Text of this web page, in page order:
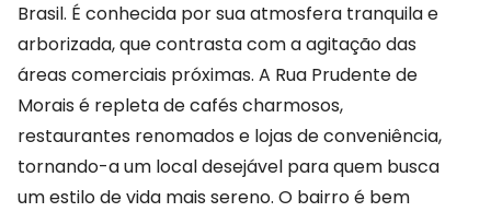
Brasil. É conhecida por sua atmosfera tranquila e
arborizada, que contrasta com a agitação das
áreas comerciais próximas. A Rua Prudente de
Morais é repleta de cafés charmosos,
restaurantes renomados e lojas de conveniência,
tornando-a um local desejável para quem busca
um estilo de vida mais sereno. O bairro é bem